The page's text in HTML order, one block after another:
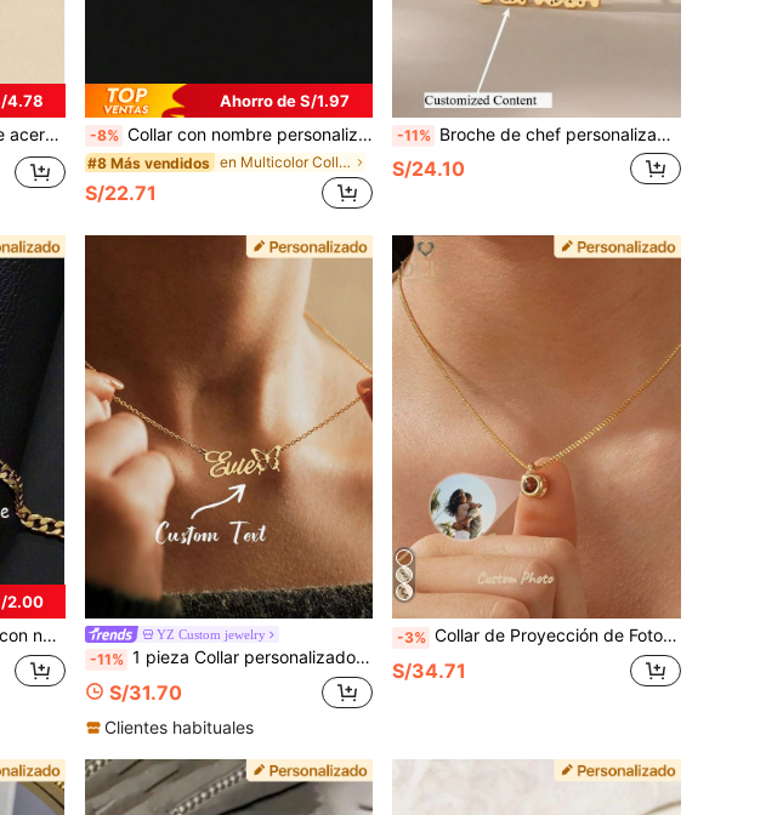
4.78
cumpleaños, uso diario, boda, graduación, baile de graduación, fiesta
Ahorro de S/1.97
-8% Collar con nombre personalizado, colgante de letra inglesa de acero inoxidable personalizable, collar colgante de acero inoxidable chapado en oro de 18K, regalo de aniversario, cumpleaños, boda, collar unisex, sin empañamiento, regalo de graduación, regalo de Navidad
#8 Más vendidos en Multicolor Collares de palabras de moda persona
S/22.71
-11% Broche de chef personalizado - Gorro de chef y bigote con nombre personalizado, símbolo de cocina con diseño de gorro de chef y bigote
S/24.10
2.00
de alta calidad YZ Custom jewelry
-11% 1 pieza Collar personalizado con nombre y mariposa hueca para mujeres, acero inoxidable chapado en oro de 18K, collar con nombre personalizado, regalo de joyería para fiesta, boda y cumpleaños
S/31.70
Clientes habituales
-3% Collar de Proyección de Foto Personalizado, Cadena de Clavícula de Acero Inoxidable para Mujeres, Collar de Foto Conmemorativo, Dorado, Regalo para Novia, Mejor Amiga, Dama de Honor, Regalos Ideales para Ella, Aniversarios, Cumpleaños, Graduación, Baile de Graduación, Fiesta, Estético, Ideas de Regalo
S/34.71